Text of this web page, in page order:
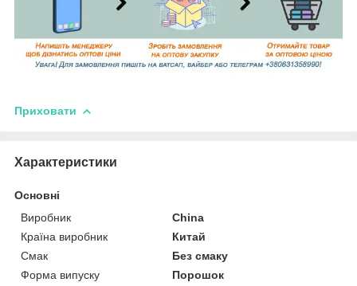
Приховати
Характеристики
Основні
Виробник
China
Країна виробник
Китай
Смак
Без смаку
Форма випуску
Порошок